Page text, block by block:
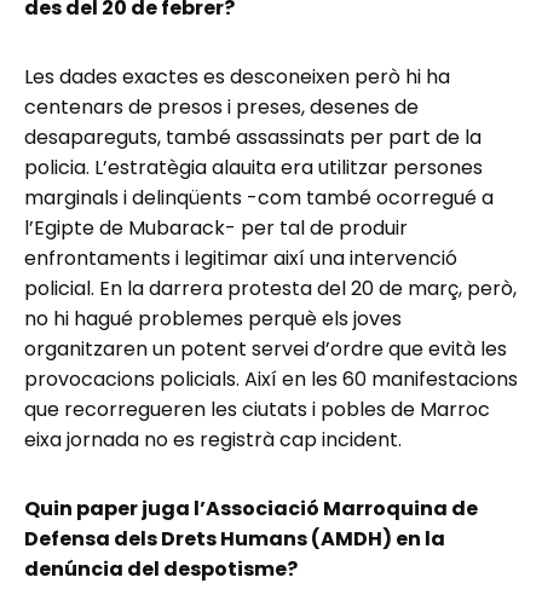
des del 20 de febrer?
Les dades exactes es desconeixen però hi ha
centenars de presos i preses, desenes de
desapareguts, també assassinats per part de la
policia. L’estratègia alauita era utilitzar persones
marginals i delinqüents -com també ocorregué a
l’Egipte de Mubarack- per tal de produir
enfrontaments i legitimar així una intervenció
policial. En la darrera protesta del 20 de març, però,
no hi hagué problemes perquè els joves
organitzaren un potent servei d’ordre que evità les
provocacions policials. Així en les 60 manifestacions
que recorregueren les ciutats i pobles de Marroc
eixa jornada no es registrà cap incident.
Quin paper juga l’Associació Marroquina de
Defensa dels Drets Humans (AMDH) en la
denúncia del despotisme?